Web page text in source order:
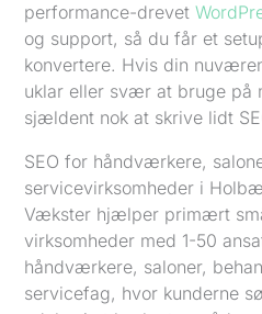
performance-drevet
og support, så du får et
konvertere. Hvis din
uklar eller svær at bruge på
sjældent nok at skrive lidt
SEO for håndværkere,
servicevirksomheder i
Vækster hjælper primært
virksomheder med 1-50
håndværkere, saloner,
servicefag, hvor kunderne